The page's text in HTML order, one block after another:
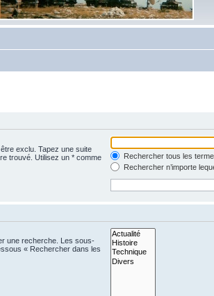
exclu. Tapez une suite
trouvé. Utilisez un * comme
Rechercher tous les
Rechercher n’importe
une recherche. Les sous-
« Rechercher dans les